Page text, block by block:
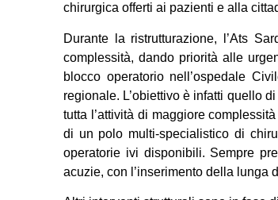
chirurgica offerti ai pazienti e alla
Durante la ristrutturazione, l’Ats
complessità, dando priorità alle
blocco operatorio nell’ospedale
regionale. L’obiettivo è infatti quello
tutta l’attività di maggiore
di un polo multi-specialistico di
operatorie ivi disponibili. Sempre
acuzie, con l’inserimento della lunga